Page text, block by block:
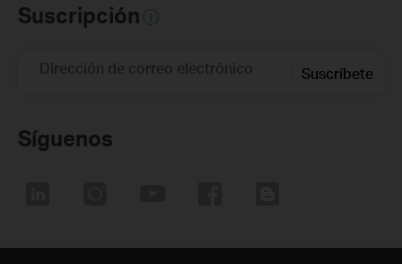
Suscripción
Dirección de correo electrónico Suscríbete
Síguenos